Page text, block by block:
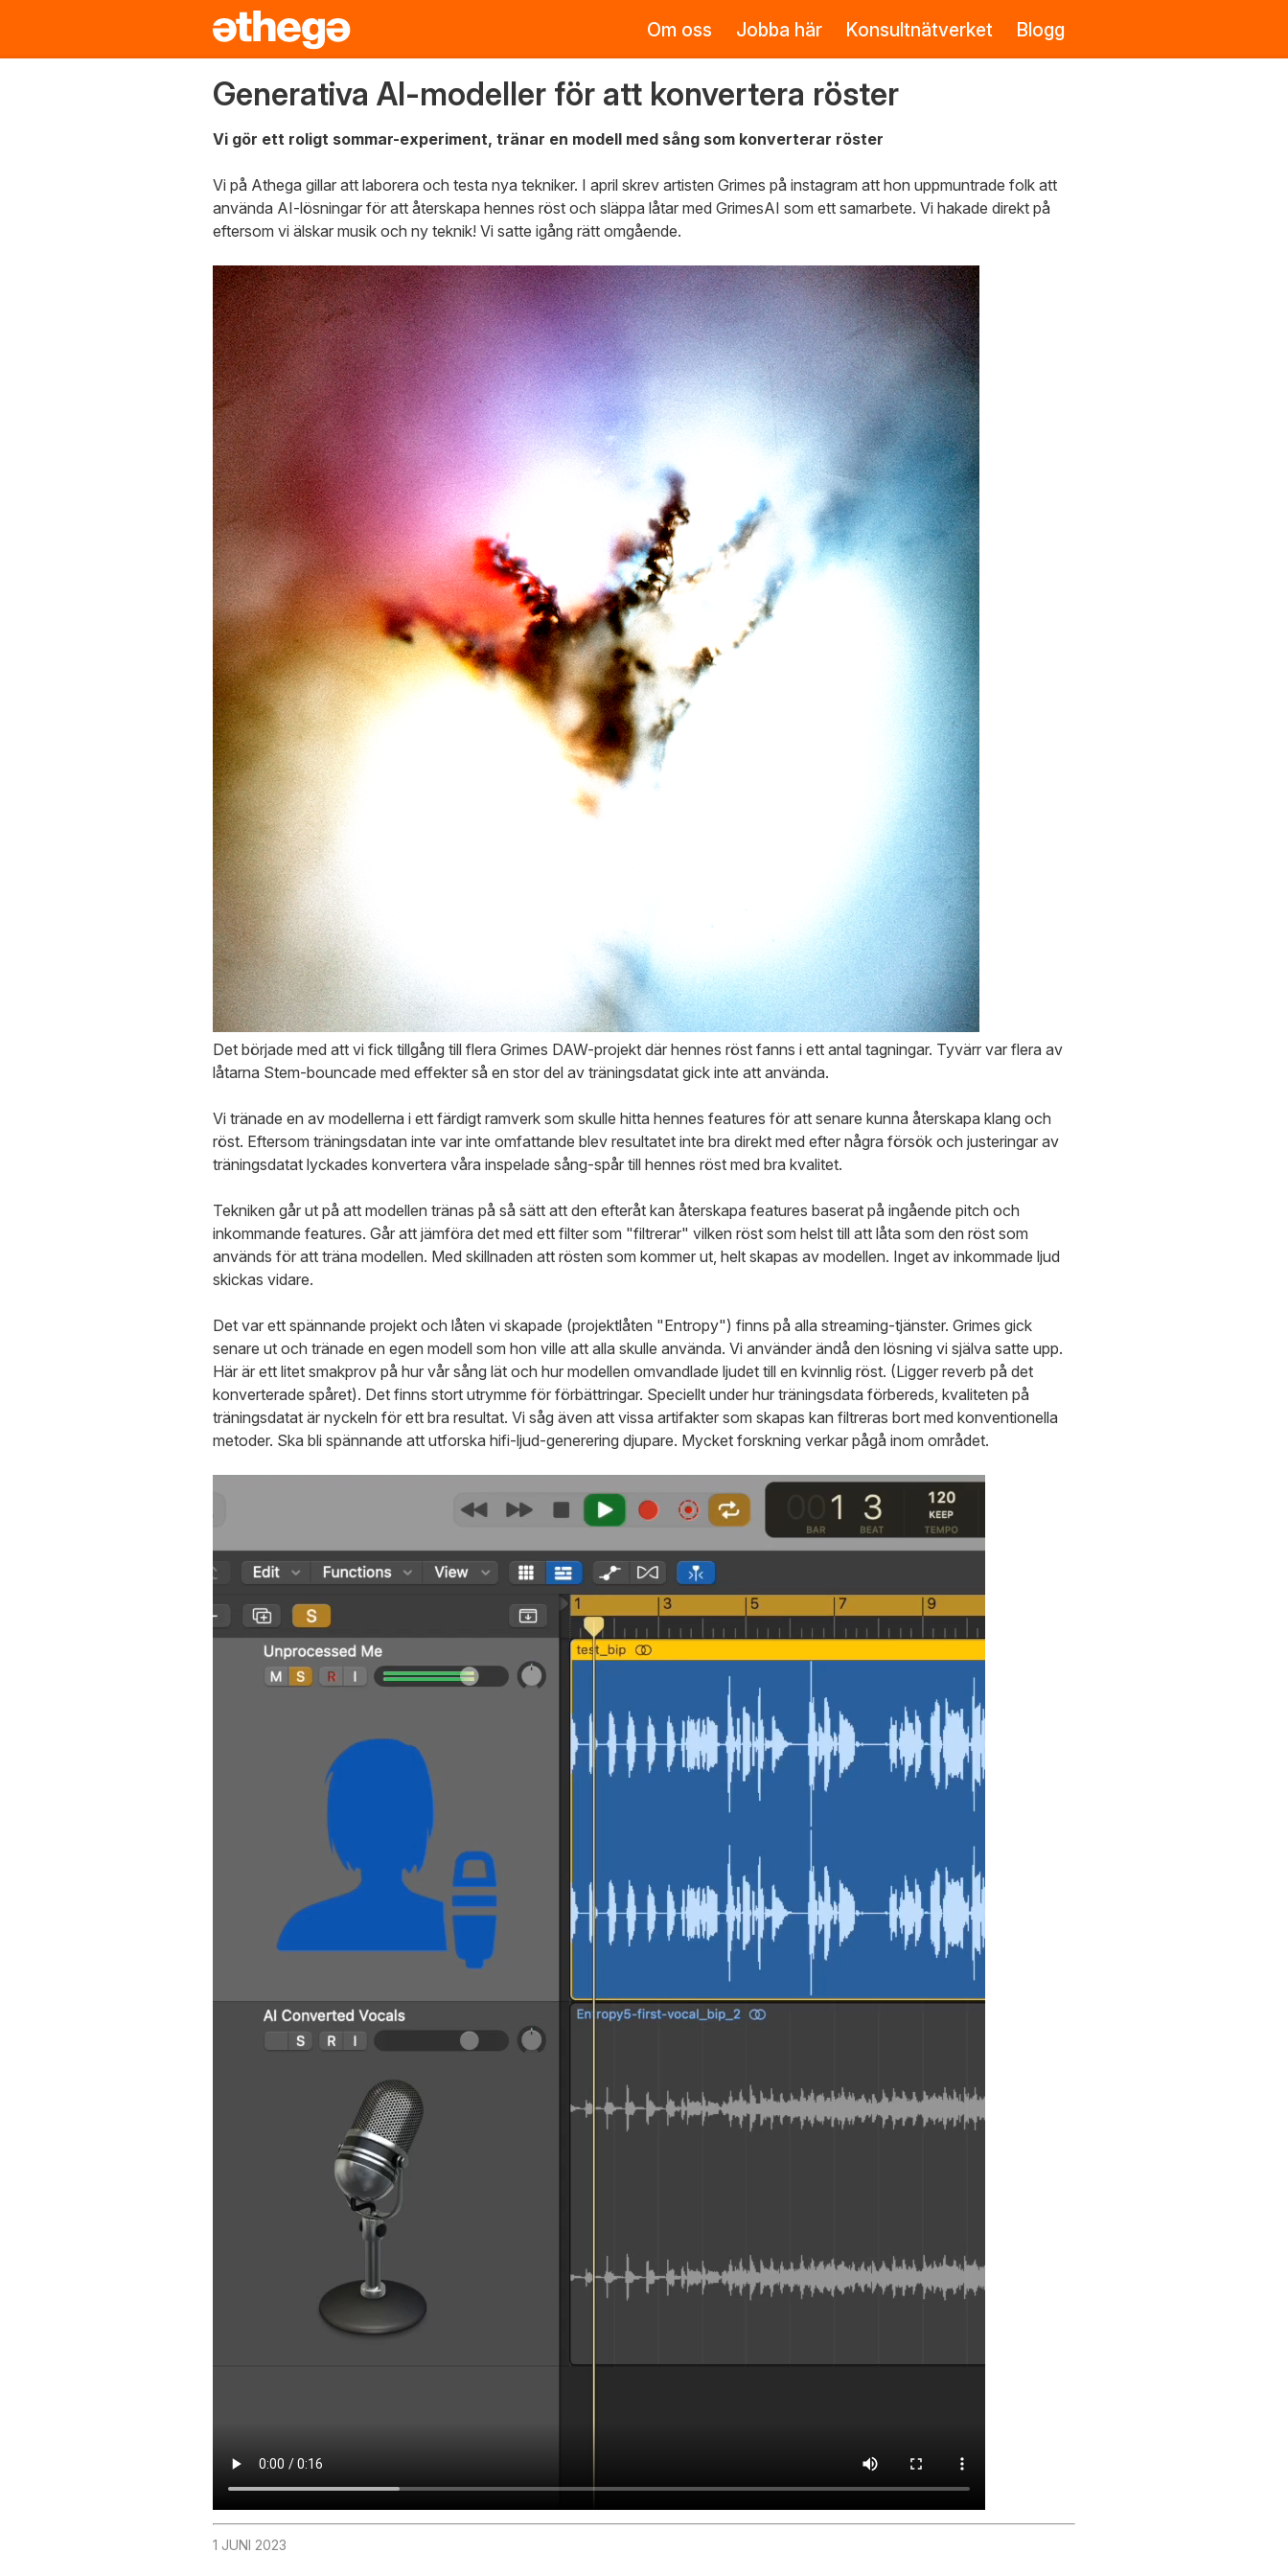
Om oss Jobba här Konsultnätverket Blogg
Generativa AI-modeller för att konvertera röster
Vi gör ett roligt sommar-experiment, tränar en modell med sång som konverterar röster
Vi på Athega gillar att laborera och testa nya tekniker. I april skrev artisten Grimes på instagram att hon uppmuntrade folk att
använda AI-lösningar för att återskapa hennes röst och släppa låtar med GrimesAI som ett samarbete. Vi hakade direkt på
eftersom vi älskar musik och ny teknik! Vi satte igång rätt omgående.
Det började med att vi fick tillgång till flera Grimes DAW-projekt där hennes röst fanns i ett antal tagningar. Tyvärr var flera av
låtarna Stem-bouncade med effekter så en stor del av träningsdatat gick inte att använda.
Vi tränade en av modellerna i ett färdigt ramverk som skulle hitta hennes features för att senare kunna återskapa klang och
röst. Eftersom träningsdatan inte var inte omfattande blev resultatet inte bra direkt med efter några försök och justeringar av
träningsdatat lyckades konvertera våra inspelade sång-spår till hennes röst med bra kvalitet.
Tekniken går ut på att modellen tränas på så sätt att den efteråt kan återskapa features baserat på ingående pitch och
inkommande features. Går att jämföra det med ett filter som "filtrerar" vilken röst som helst till att låta som den röst som
används för att träna modellen. Med skillnaden att rösten som kommer ut, helt skapas av modellen. Inget av inkommade ljud
skickas vidare.
Det var ett spännande projekt och låten vi skapade (projektlåten "Entropy") finns på alla streaming-tjänster. Grimes gick
senare ut och tränade en egen modell som hon ville att alla skulle använda. Vi använder ändå den lösning vi själva satte upp.
Här är ett litet smakprov på hur vår sång lät och hur modellen omvandlade ljudet till en kvinnlig röst. (Ligger reverb på det
konverterade spåret). Det finns stort utrymme för förbättringar. Speciellt under hur träningsdata förbereds, kvaliteten på
träningsdatat är nyckeln för ett bra resultat. Vi såg även att vissa artifakter som skapas kan filtreras bort med konventionella
metoder. Ska bli spännande att utforska hifi-ljud-generering djupare. Mycket forskning verkar pågå inom området.
1 JUNI 2023